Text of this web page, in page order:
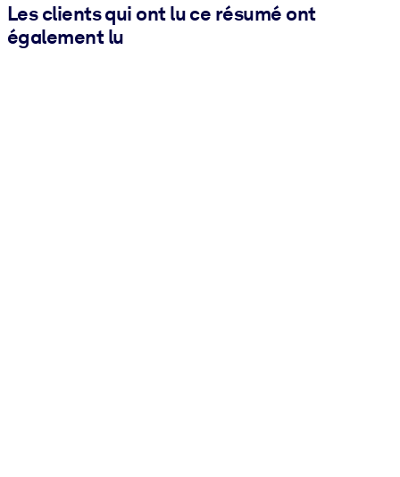
Les clients qui ont lu ce résumé ont
également lu